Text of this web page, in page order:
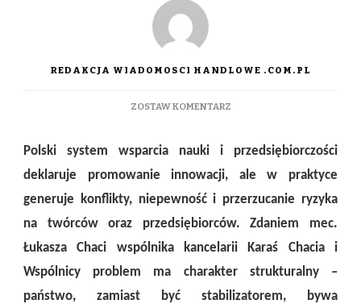
REDAKCJA WIADOMOSCI HANDLOWE .COM.PL
ZOSTAW KOMENTARZDO
CZY
DESTABILIZUJE?
EKSPERT:
NAJWIĘKSZYM
SYSTEMU
WSPARCIA
POLSCE
NIE
Polski system wsparcia nauki i przedsiębiorczości
deklaruje promowanie innowacji, ale w praktyce
generuje konflikty, niepewność i przerzucanie ryzyka
na twórców oraz przedsiębiorców. Zdaniem mec.
Łukasza Chaci wspólnika kancelarii Karaś Chacia i
Wspólnicy problem ma charakter strukturalny –
państwo, zamiast być stabilizatorem, bywa